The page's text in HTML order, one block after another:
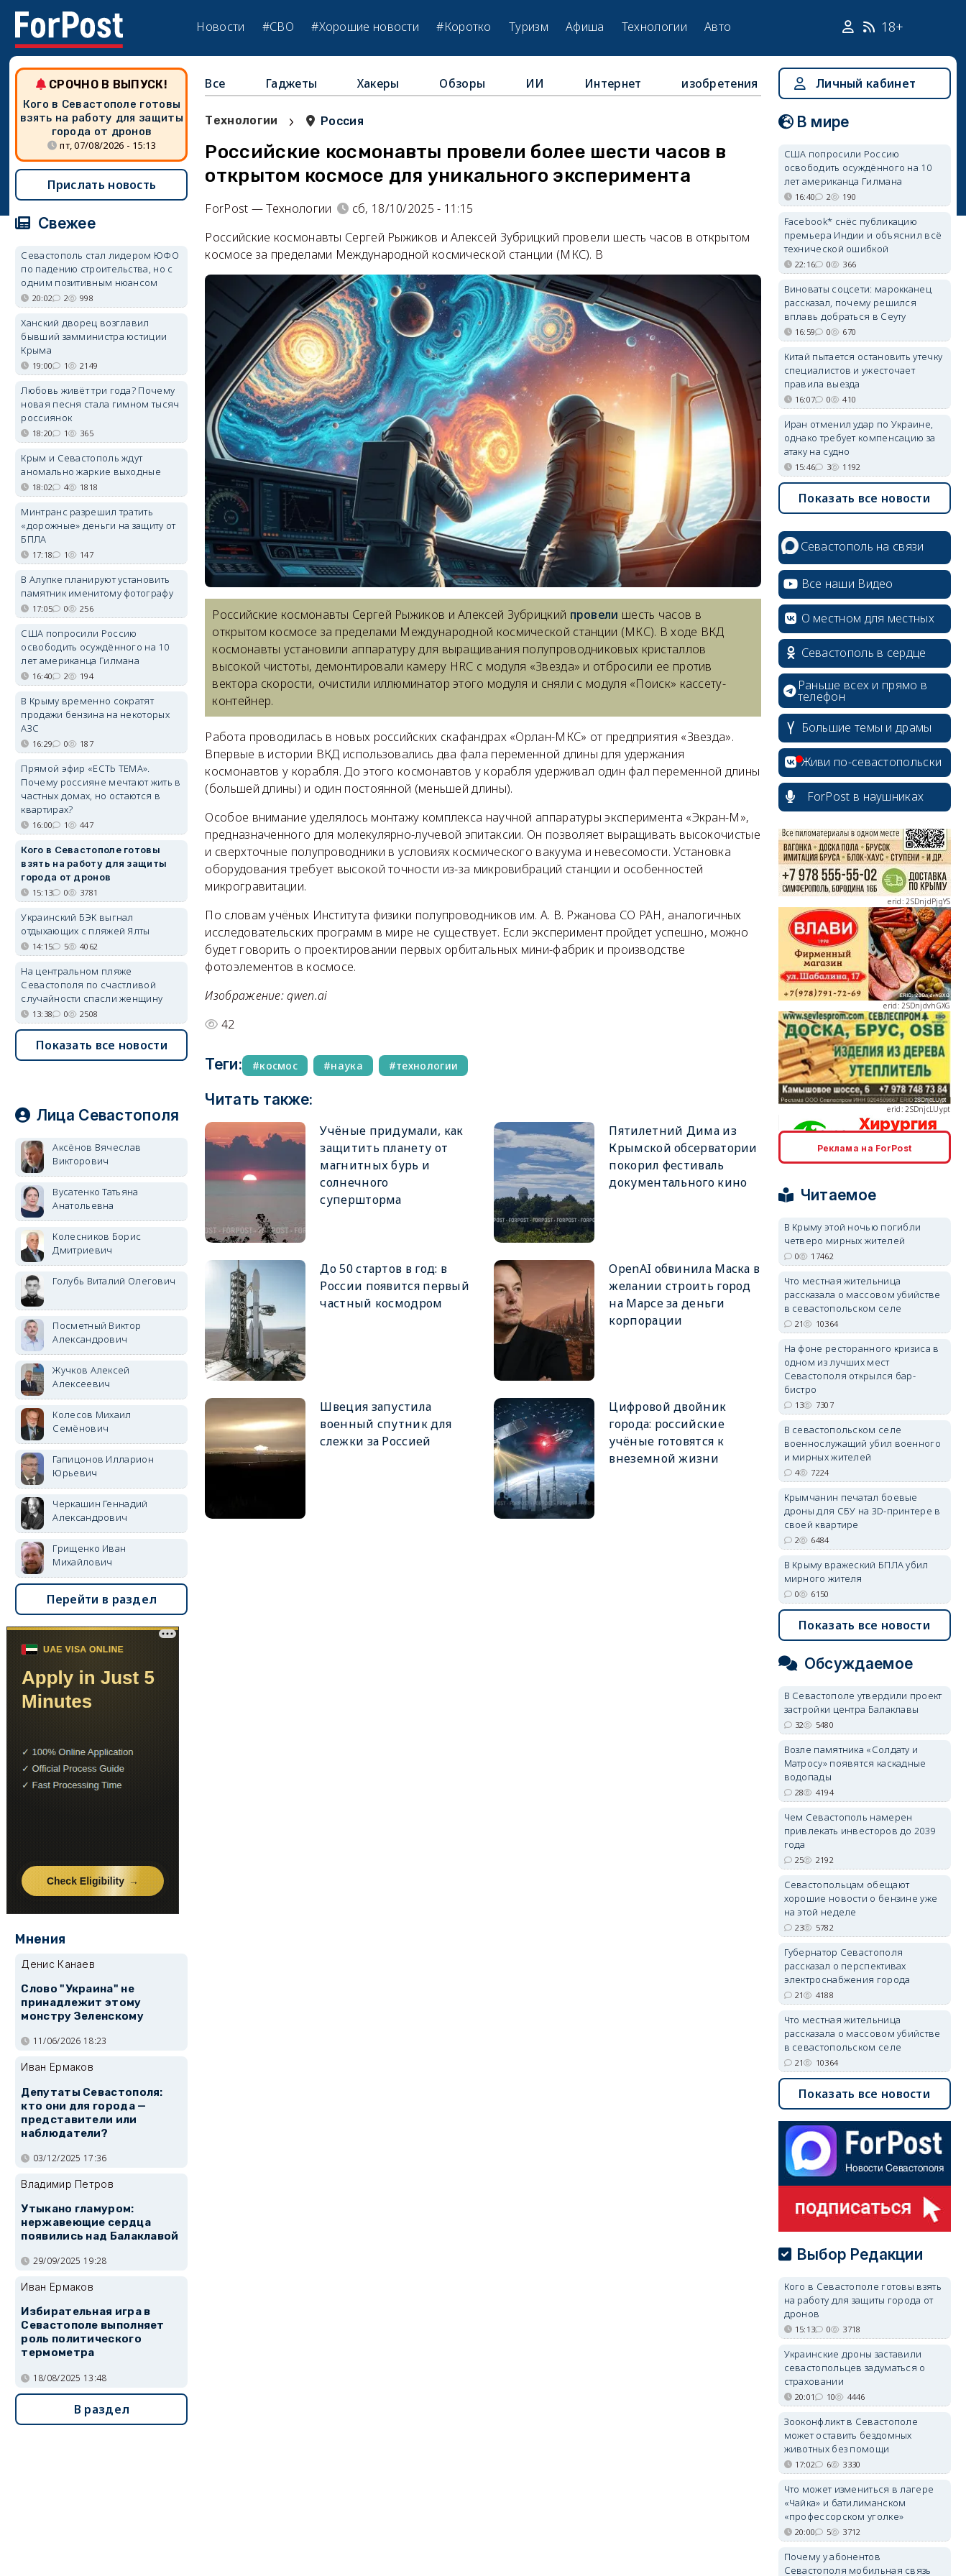
Новости #СВО #Хорошие новости #Коротко Туризм Афиша Технологии Авто 18+
Все Гаджеты Хакеры Обзоры ИИ Интернет изобретения
Технологии › Россия
Российские космонавты провели более шести часов в
открытом космосе для уникального эксперимента
ForPost — Технологии
сб, 18/10/2025 - 11:15
Российские космонавты Сергей Рыжиков и Алексей Зубрицкий провели шесть часов в открытом
космосе за пределами Международной космической станции (МКС). В
Российские космонавты Сергей Рыжиков и Алексей Зубрицкий провели шесть часов в
открытом космосе за пределами Международной космической станции (МКС). В ходе ВКД
космонавты установили аппаратуру для выращивания полупроводниковых кристаллов
высокой чистоты, демонтировали камеру HRС с модуля «Звезда» и отбросили ее против
вектора скорости, очистили иллюминатор этого модуля и сняли с модуля «Поиск» кассету-
контейнер.
Работа проводилась в новых российских скафандрах «Орлан-МКС» от предприятия «Звезда».
Впервые в истории ВКД использовались два фала переменной длины для удержания
космонавтов у корабля. До этого космонавтов у корабля удерживал один фал переменной длины
(большей длины) и один постоянной (меньшей длины).
Особое внимание уделялось монтажу комплекса научной аппаратуры эксперимента «Экран-М»,
предназначенного для молекулярно-лучевой эпитаксии. Он позволяет выращивать высокочистые
и сверхточные полупроводники в условиях космического вакуума и невесомости. Установка
оборудования требует высокой точности из-за микровибраций станции и особенностей
микрогравитации.
По словам учёных Института физики полупроводников им. А. В. Ржанова СО РАН, аналогичных
исследовательских программ в мире не существует. Если эксперимент пройдет успешно, можно
будет говорить о проектировании первых орбитальных мини-фабрик и производстве
фотоэлементов в космосе.
Изображение: qwen.ai
42
Теги: космос наука технологии
Читать также:
Учёные придумали, как
защитить планету от
магнитных бурь и
солнечного
супершторма
Пятилетний Дима из
Крымской обсерватории
покорил фестиваль
документального кино
До 50 стартов в год: в
России появится первый
частный космодром
OpenAI обвинила Маска в
желании строить город
на Марсе за деньги
корпорации
Швеция запустила
военный спутник для
слежки за Россией
Цифровой двойник
города: российские
учёные готовятся к
внеземной жизни
СРОЧНО В ВЫПУСК!
Кого в Севастополе готовы
взять на работу для защиты
города от дронов
пт, 07/08/2026 - 15:13
Прислать новость
Свежее
Севастополь стал лидером ЮФО
по падению строительства, но с
одним позитивным нюансом
20:02 2 998
Ханский дворец возглавил
бывший замминистра юстиции
Крыма
19:00 1 2149
Любовь живёт три года? Почему
новая песня стала гимном тысяч
россиянок
18:20 1 365
Крым и Севастополь ждут
аномально жаркие выходные
18:02 4 1818
Минтранс разрешил тратить
«дорожные» деньги на защиту от
БПЛА
17:18 1 147
В Алупке планируют установить
памятник именитому фотографу
17:05 0 256
США попросили Россию
освободить осуждённого на 10
лет американца Гилмана
16:40 2 194
В Крыму временно сократят
продажи бензина на некоторых
АЗС
16:29 0 187
Прямой эфир «ЕСТЬ ТЕМА».
Почему россияне мечтают жить в
частных домах, но остаются в
квартирах?
16:00 1 447
Кого в Севастополе готовы
взять на работу для защиты
города от дронов
15:13 0 3781
Украинский БЭК выгнал
отдыхающих с пляжей Ялты
14:15 5 4062
На центральном пляже
Севастополя по счастливой
случайности спасли женщину
13:38 0 2508
Показать все новости
Лица Севастополя
Аксёнов Вячеслав
Викторович
Вусатенко Татьяна
Анатольевна
Колесников Борис
Дмитриевич
Голубь Виталий Олегович
Посметный Виктор
Александрович
Жучков Алексей
Алексеевич
Колесов Михаил
Семёнович
Гапицонов Илларион
Юрьевич
Черкашин Геннадий
Александрович
Грищенко Иван
Михайлович
Перейти в раздел
Мнения
Денис Канаев
Слово "Украина" не
принадлежит этому
монстру Зеленскому
11/06/2026 18:23
Иван Ермаков
Депутаты Севастополя:
кто они для города —
представители или
наблюдатели?
03/12/2025 17:36
Владимир Петров
Утыкано гламуром:
нержавеющие сердца
появились над Балаклавой
29/09/2025 19:28
Иван Ермаков
Избирательная игра в
Севастополе выполняет
роль политического
термометра
18/08/2025 13:48
В раздел
Личный кабинет
В мире
США попросили Россию
освободить осуждённого на 10
лет американца Гилмана
16:40 2 190
Facebook* снёс публикацию
премьера Индии и объяснил всё
технической ошибкой
22:16 0 366
Виноваты соцсети: марокканец
рассказал, почему решился
вплавь добраться в Сеуту
16:59 0 670
Китай пытается остановить утечку
специалистов и ужесточает
правила выезда
16:07 0 410
Иран отменил удар по Украине,
однако требует компенсацию за
атаку на судно
15:46 3 1192
Показать все новости
Севастополь на связи
Все наши Видео
О местном для местных
Севастополь в сердце
Раньше всех и прямо в
телефон
Большие темы и драмы
Живи по-севастопольски
ForPost в наушниках
erid: 2SDnjcrDNw6
erid: 2SDnjdPjgYS
erid: 2SDnjdvhGXG
erid: 2SDnjcLUypt
erid: 2SDnjcrDNw6
erid: 2SDnjdPjgYS
erid: 2SDnjdvhGXG
Реклама на ForPost
Читаемое
В Крыму этой ночью погибли
четверо мирных жителей
0 17462
Что местная жительница
рассказала о массовом убийстве
в севастопольском селе
21 10364
На фоне ресторанного кризиса в
одном из лучших мест
Севастополя открылся бар-
бистро
13 7307
В севастопольском селе
военнослужащий убил военного
и мирных жителей
4 7224
Крымчанин печатал боевые
дроны для СБУ на 3D-принтере в
своей квартире
2 6484
В Крыму вражеский БПЛА убил
мирного жителя
0 6150
Показать все новости
Обсуждаемое
В Севастополе утвердили проект
застройки центра Балаклавы
32 5480
Возле памятника «Солдату и
Матросу» появятся каскадные
водопады
28 4194
Чем Севастополь намерен
привлекать инвесторов до 2039
года
25 2192
Севастопольцам обещают
хорошие новости о бензине уже
на этой неделе
23 5782
Губернатор Севастополя
рассказал о перспективах
электроснабжения города
21 4188
Что местная жительница
рассказала о массовом убийстве
в севастопольском селе
21 10364
Показать все новости
Выбор Редакции
Кого в Севастополе готовы взять
на работу для защиты города от
дронов
15:13 0 3718
Украинские дроны заставили
севастопольцев задуматься о
страховании
20:01 10 4446
Зооконфликт в Севастополе
может оставить бездомных
животных без помощи
17:02 6 3330
Что может измениться в лагере
«Чайка» и батилиманском
«профессорском уголке»
20:00 5 3712
Почему у абонентов
Севастополя мобильная связь